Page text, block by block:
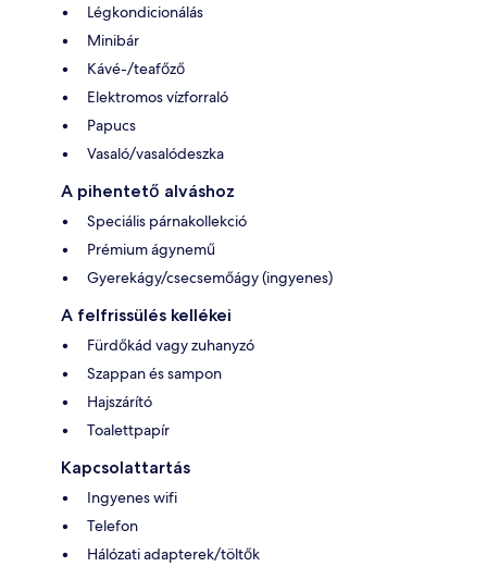
Légkondicionálás
Minibár
Kávé-/teafőző
Elektromos vízforraló
Papucs
Vasaló/vasalódeszka
A pihentető alváshoz
Speciális párnakollekció
Prémium ágynemű
Gyerekágy/csecsemőágy (ingyenes)
A felfrissülés kellékei
Fürdőkád vagy zuhanyzó
Szappan és sampon
Hajszárító
Toalettpapír
Kapcsolattartás
Ingyenes wifi
Telefon
Hálózati adapterek/töltők